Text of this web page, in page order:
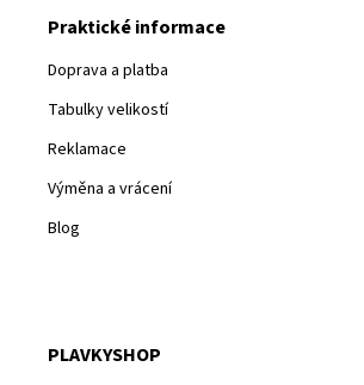
Praktické informace
Doprava a platba
Tabulky velikostí
Reklamace
Výměna a vrácení
Blog
PLAVKYSHOP